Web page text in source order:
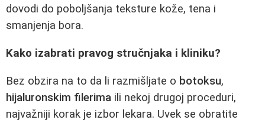
dovodi do poboljšanja teksture kože, tena i
smanjenja bora.
Kako izabrati pravog stručnjaka i kliniku?
Bez obzira na to da li razmišljate o botoksu,
hijaluronskim filerima ili nekoj drugoj proceduri,
najvažniji korak je izbor lekara. Uvek se obratite